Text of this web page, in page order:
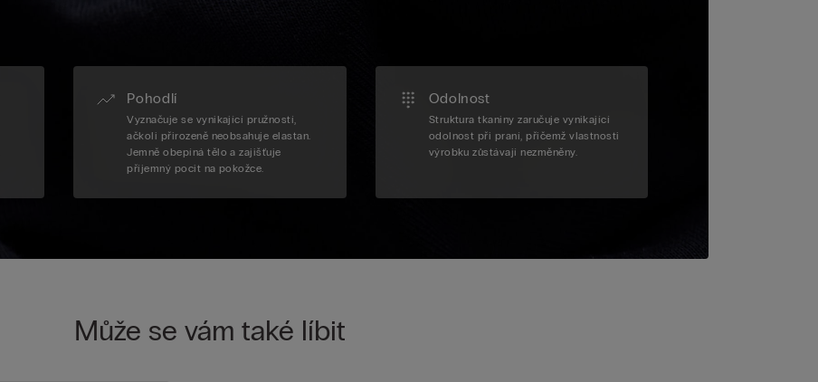
Pohodlí
Vyznačuje se vynikající pružností,
ačkoli přirozeně neobsahuje elastan.
Jemně obepíná tělo a zajišťuje
příjemný pocit na pokožce.
Odolnost
Struktura tkaniny zaručuje vynikající
odolnost při praní, přičemž vlastnosti
výrobku zůstávají nezměněny.
Může se vám také líbit